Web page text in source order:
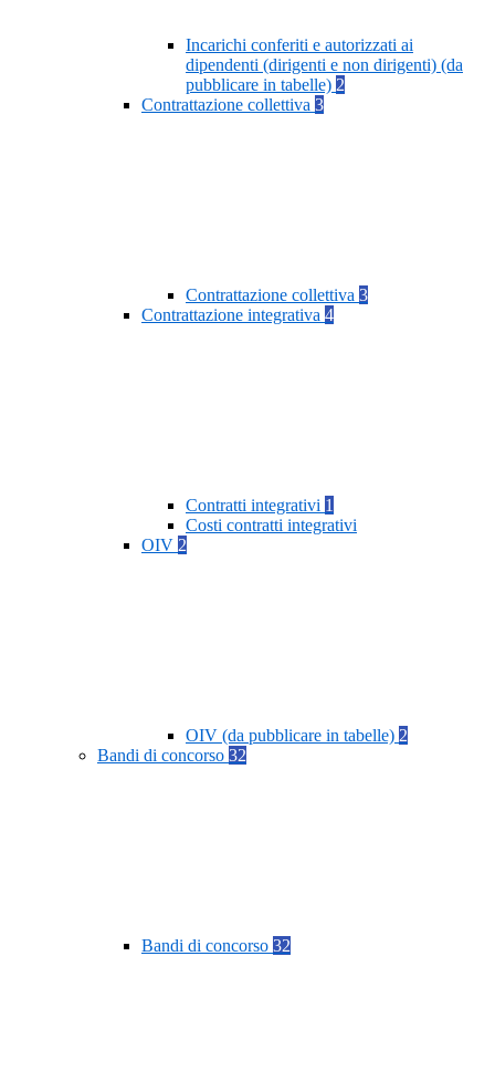
Incarichi conferiti e autorizzati ai
dipendenti (dirigenti e non dirigenti) (da
pubblicare in tabelle) 2
Contrattazione collettiva 3
Contrattazione collettiva 3
Contrattazione integrativa 4
Contratti integrativi 1
Costi contratti integrativi
OIV 2
OIV (da pubblicare in tabelle) 2
Bandi di concorso 32
Bandi di concorso 32